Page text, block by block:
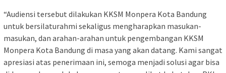
“Audiensi tersebut dilakukan KKSM Monpera Kota Bandung
untuk bersilaturahmi sekaligus mengharapkan masukan-
masukan, dan arahan-arahan untuk pengembangan KKSM
Monpera Kota Bandung di masa yang akan datang. Kami sangat
apresiasi atas penerimaan ini, semoga menjadi solusi agar bisa